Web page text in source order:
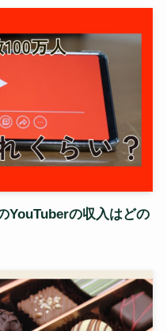
YouTuberの収入はどの